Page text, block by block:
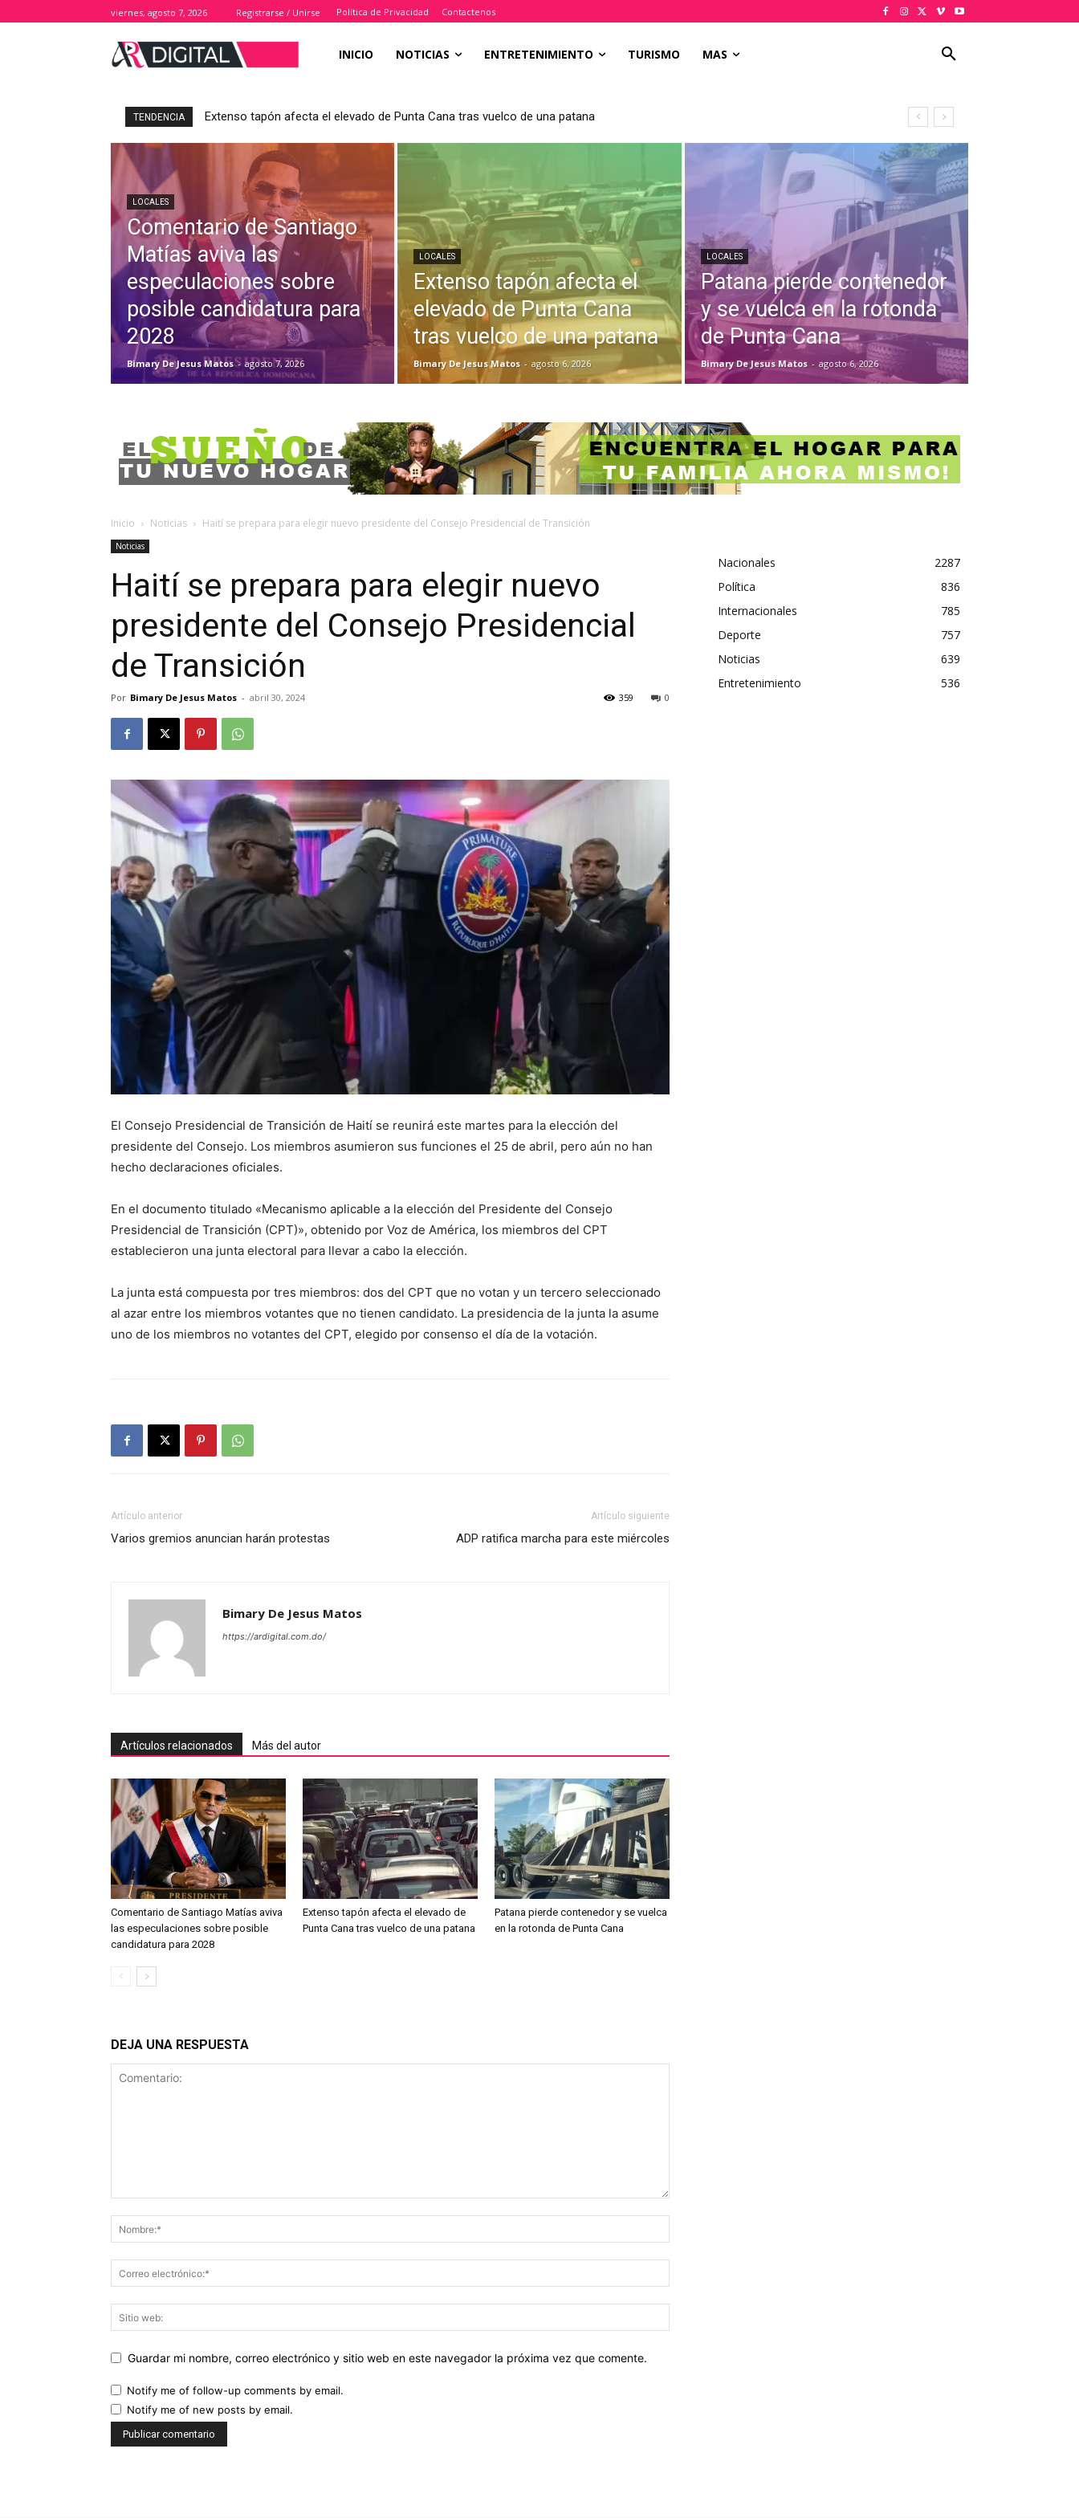
viernes, agosto 7, 2026 Registrarse / Unirse Política de Privacidad Contactenos
INICIO NOTICIAS ENTRETENIMIENTO TURISMO MAS
TENDENCIA Extenso tapón afecta el elevado de Punta Cana tras vuelco de una patana
LOCALES
Comentario de Santiago
Matías aviva las
especulaciones sobre
posible candidatura para
2028
Bimary De Jesus Matos - agosto 7, 2026
LOCALES
Extenso tapón afecta el
elevado de Punta Cana
tras vuelco de una patana
Bimary De Jesus Matos - agosto 6, 2026
LOCALES
Patana pierde contenedor
y se vuelca en la rotonda
de Punta Cana
Bimary De Jesus Matos - agosto 6, 2026
Inicio Noticias Haití se prepara para elegir nuevo presidente del Consejo Presidencial de Transición
Noticias
Haití se prepara para elegir nuevo
presidente del Consejo Presidencial
de Transición
Por Bimary De Jesus Matos - abril 30, 2024 0
359
El Consejo Presidencial de Transición de Haití se reunirá este martes para la elección del
presidente del Consejo. Los miembros asumieron sus funciones el 25 de abril, pero aún no han
hecho declaraciones oficiales.
En el documento titulado «Mecanismo aplicable a la elección del Presidente del Consejo
Presidencial de Transición (CPT)», obtenido por Voz de América, los miembros del CPT
establecieron una junta electoral para llevar a cabo la elección.
La junta está compuesta por tres miembros: dos del CPT que no votan y un tercero seleccionado
al azar entre los miembros votantes que no tienen candidato. La presidencia de la junta la asume
uno de los miembros no votantes del CPT, elegido por consenso el día de la votación.
Artículo anterior
Varios gremios anuncian harán protestas
Artículo siguiente
ADP ratifica marcha para este miércoles
Bimary De Jesus Matos
https://ardigital.com.do/
Artículos relacionados Más del autor
Comentario de Santiago Matías aviva
las especulaciones sobre posible
candidatura para 2028
Extenso tapón afecta el elevado de
Punta Cana tras vuelco de una patana
Patana pierde contenedor y se vuelca
en la rotonda de Punta Cana
DEJA UNA RESPUESTA
Guardar mi nombre, correo electrónico y sitio web en este navegador la próxima vez que comente.
Notify me of follow-up comments by email.
Notify me of new posts by email.
Nacionales
2287
Política
836
Internacionales
785
Deporte
757
Noticias
639
Entretenimiento
536